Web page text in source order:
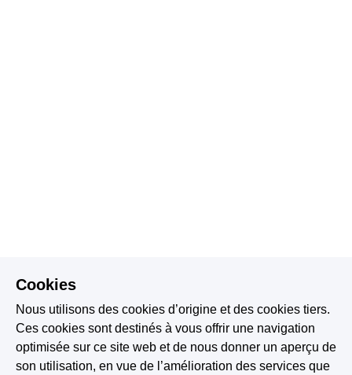
Cookies
Nous utilisons des cookies d’origine et des cookies tiers.
Ces cookies sont destinés à vous offrir une navigation
optimisée sur ce site web et de nous donner un aperçu de
son utilisation, en vue de l’amélioration des services que